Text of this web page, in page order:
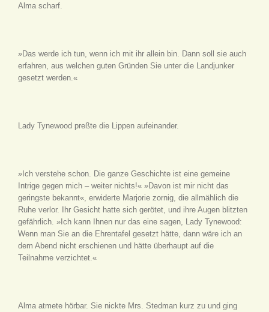
Alma scharf.
»Das werde ich tun, wenn ich mit ihr allein bin. Dann soll sie auch
erfahren, aus welchen guten Gründen Sie unter die Landjunker
gesetzt werden.«
Lady Tynewood preßte die Lippen aufeinander.
»Ich verstehe schon. Die ganze Geschichte ist eine gemeine
Intrige gegen mich – weiter nichts!« »Davon ist mir nicht das
geringste bekannt«, erwiderte Marjorie zornig, die allmählich die
Ruhe verlor. Ihr Gesicht hatte sich gerötet, und ihre Augen blitzten
gefährlich. »Ich kann Ihnen nur das eine sagen, Lady Tynewood:
Wenn man Sie an die Ehrentafel gesetzt hätte, dann wäre ich an
dem Abend nicht erschienen und hätte überhaupt auf die
Teilnahme verzichtet.«
Alma atmete hörbar. Sie nickte Mrs. Stedman kurz zu und ging